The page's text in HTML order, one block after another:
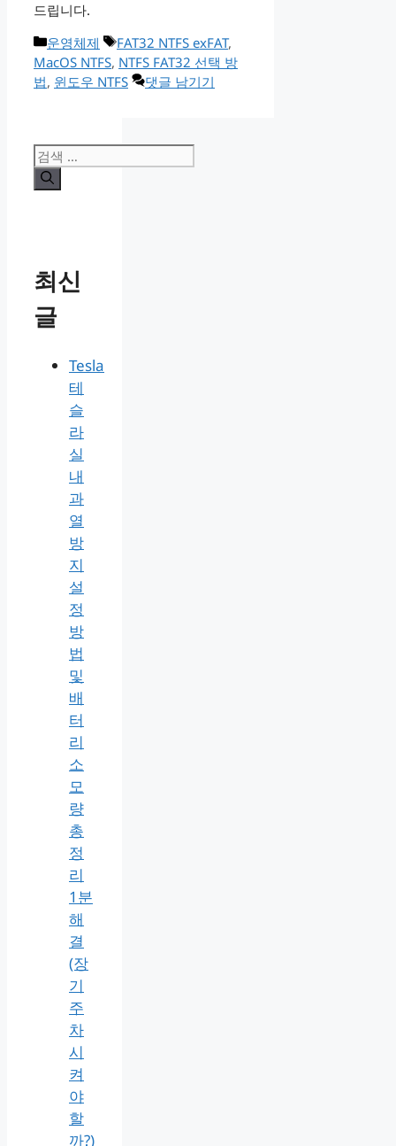
드립니다.
카
테
고
운영체제
태
그
FAT32 NTFS exFAT,
MacOS NTFS, NTFS FAT32 선택 방
법, 윈도우 NTFS 댓글 남기기
검
색:
최신
글
Tesla
테
슬
라
실
내
과
열
방
지
설
정
방
법
및
배
터
리
소
모
량
총
정
리
1분
해
결
(장
기
주
차
시
켜
야
할
까?)